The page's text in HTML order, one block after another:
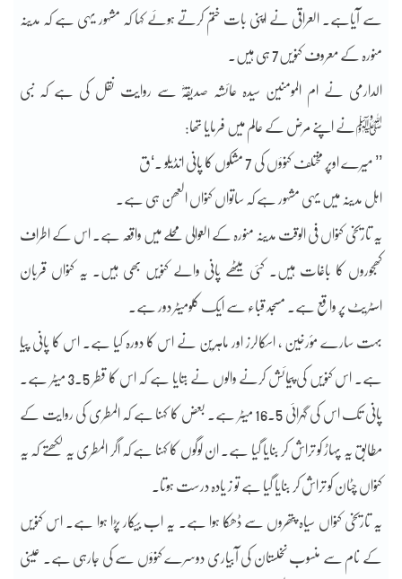
سے آیاہے۔ العراقی نے اپنی بات ختم کرتے ہوئے کہا کہ مشہور یہی ہے کہ مدینہ
منورہ کے معروف کنویں7 ہی ہیں۔
الدارمی نے ام المومنین سیدہ عائشہ صدیقہؓ سے روایت نقل کی ہے کہ نبی
ﷺنے اپنے مرض کے عالم میں فرمایا تھا:
’’ میرے اوپر مختلف کنوؤں کی 7 مشکوں کا پانی انڈیلو ۔‘ق
اہل مدینہ میں یہی مشہور ہے کہ ساتواں کنواں العھن ہی ہے۔
یہ تاریخی کنواں فی الوقت مدینہ منورہ کے العوالی محلے میں واقعہ ہے۔ اس کے اطراف
کھجوروں کا باغات ہیں۔ کئی میٹھے پانی والے کنویں بھی ہیں۔ یہ کنواں قربان
اسٹریٹ پر واقع ہے۔ مسجد قباء سے ایک کلومیٹر دور ہے۔
بہت سارے مؤرخین ، اسکالرز اور ماہرین نے اس کا دورہ کیا ہے۔ اس کا پانی پیا
ہے۔ اس کنویں کی پیمائش کرنے والوں نے بتایا ہے کہ اس کا قطر 3.5 میٹر ہے۔
پانی تک اس کی گہرائی 16.5 میٹر ہے۔ بعض کا کہنا ہے کہ المطری کی روایت کے
مطابق یہ پہاڑ کو تراش کر بنایا گیا ہے۔ ان لوگوں کا کہنا ہے کہ اگر المطری یہ لکھتے کہ یہ
کنواں چٹان کو تراش کر بنایا گیا ہے تو ز یادہ درست ہوتا۔
یہ تاریخی کنواں سیاہ پتھروں سے ڈھکا ہوا ہے۔ یہ اب بیکار پڑا ہوا ہے۔ اس کنویں
کے نام سے منسوب نخلستان کی آبیاری دوسرے کنوؤں سے کی جارہی ہے۔ عینی